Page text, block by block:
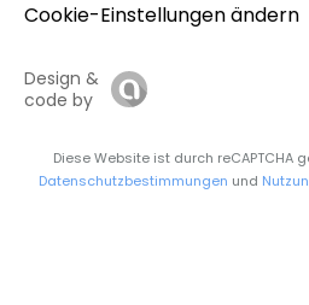
Cookie-Einstellungen ändern
Design &
code by
Diese Website ist durch reCAPTCHA
Datenschutzbestimmungen und